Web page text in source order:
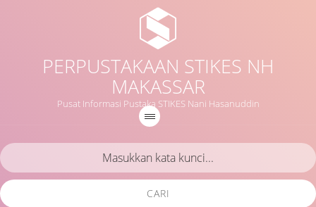
PERPUSTAKAAN STIKES NH
MAKASSAR
Pusat Informasi Pustaka STIKES Nani Hasanuddin
CARI